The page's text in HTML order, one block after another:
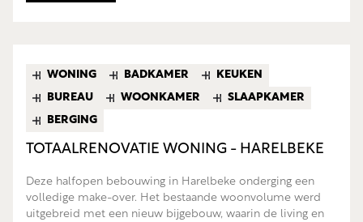
WONING BADKAMER
KEUKEN
BUREAU
WOONKAMER
SLAAPKAMER
BERGING
TOTAALRENOVATIE WONING - HARELBEKE
Deze halfopen bebouwing in Harelbeke onderging een
volledige make-over. Het bestaande woonvolume werd
uitgebreid met een nieuw bijgebouw, waarin de living en